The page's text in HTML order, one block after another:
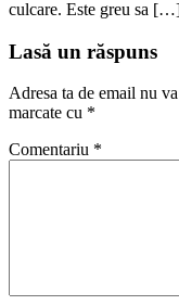
culcare. Este greu sa
Lasă un răspuns
Adresa ta de email nu
marcate cu *
Comentariu *